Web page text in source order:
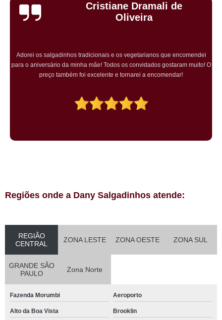
Cristiane Dramali de
Oliveira
Adorei os salgadinhos tradicionais e os vegetarianos que encomendei
para o aniversário da minha mãe! Todos os convidados gostaram muito! O
preço também foi excelente e tornarei a encomendar!
Regiões onde a Dany Salgadinhos atende:
REGIÃO
CENTRAL
ZONA LESTE ZONA OESTE ZONA SUL
GRANDE SÃO
PAULO
Zona Norte
Fazenda Morumbi Aeroporto
Alto da Boa Vista Brooklin